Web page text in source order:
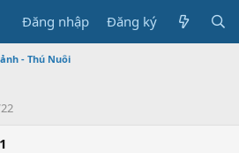
Đăng nhập Đăng ký
- Thú Nuôi